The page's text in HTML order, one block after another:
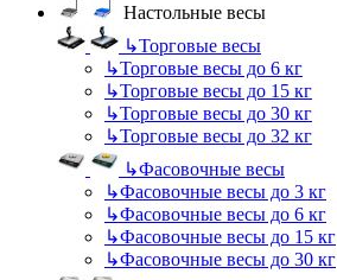
Настольные весы
↳Торговые весы
↳Торговые весы до 6 кг
↳Торговые весы до 15 кг
↳Торговые весы до 30 кг
↳Торговые весы до 32 кг
↳Фасовочные весы
↳Фасовочные весы до 3 кг
↳Фасовочные весы до 6 кг
↳Фасовочные весы до 15 кг
↳Фасовочные весы до 30 кг